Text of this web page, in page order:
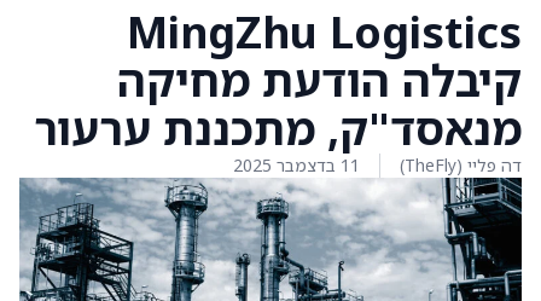
MingZhu Logistics
קיבלה הודעת מחיקה
מנאסד"ק, מתכננת ערעור
דה פליי (TheFly) 11 בדצמבר 2025